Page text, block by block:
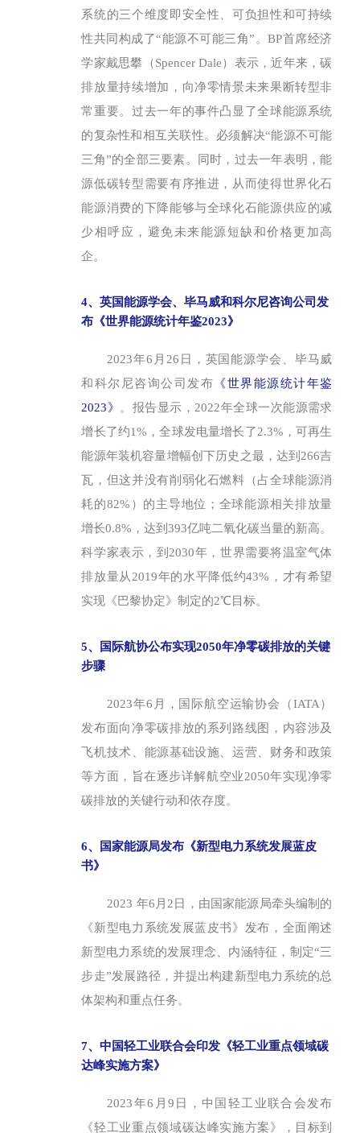
系统的三个维度即安全性、可负担性和可持续
性共同构成了“能源不可能三角”。BP首席经济
学家戴思攀（Spencer Dale）表示，近年来，碳
排放量持续增加，向净零情景未来果断转型非
常重要。过去一年的事件凸显了全球能源系统
的复杂性和相互关联性。必须解决“能源不可能
三角”的全部三要素。同时，过去一年表明，能
源低碳转型需要有序推进，从而使得世界化石
能源消费的下降能够与全球化石能源供应的减
少相呼应，避免未来能源短缺和价格更加高
企。
4、英国能源学会、毕马威和科尔尼咨询公司发
布《世界能源统计年鉴2023》
2023年6月26日，英国能源学会、毕马威
和科尔尼咨询公司发布 《世界能源统计年鉴
2023》 。报告显示，2022年全球一次能源需求
增长了约1%，全球发电量增长了2.3%，可再生
能源年装机容量增幅创下历史之最，达到266吉
瓦，但这并没有削弱化石燃料（占全球能源消
耗的82%）的主导地位；全球能源相关排放量
增长0.8%，达到393亿吨二氧化碳当量的新高。
科学家表示，到2030年，世界需要将温室气体
排放量从2019年的水平降低约43%，才有希望
实现《巴黎协定》制定的2℃目标。
5、国际航协公布实现2050年净零碳排放的关键
步骤
2023年6月，国际航空运输协会（IATA）
发布面向净零碳排放的系列路线图，内容涉及
飞机技术、能源基础设施、运营、财务和政策
等方面，旨在逐步详解航空业2050年实现净零
碳排放的关键行动和依存度。
6、国家能源局发布《新型电力系统发展蓝皮
书》
2023 年6月2日，由国家能源局牵头编制的
《新型电力系统发展蓝皮书》发布，全面阐述
新型电力系统的发展理念、内涵特征，制定“三
步走”发展路径，并提出构建新型电力系统的总
体架构和重点任务。
7、中国轻工业联合会印发《轻工业重点领域碳
达峰实施方案》
2023年6月9日，中国轻工业联合会发布
《轻工业重点领域碳达峰实施方案》，目标到